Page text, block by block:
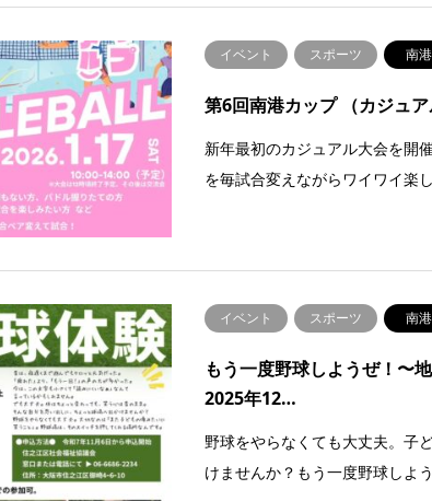
イベント スポーツ 南
第6回南港カップ （カジュ
新年最初のカジュアル大会を開
を毎試合変えながらワイワイ楽
イベント スポーツ 南
もう一度野球しようぜ！〜
2025年12…
野球をやらなくても大丈夫。子
けませんか？もう一度野球しよ